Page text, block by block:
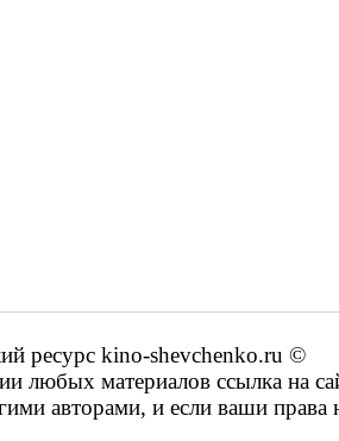
ресурс kino-shevchenko.ru ©
любых материалов ссылка на
авторами, и если ваши